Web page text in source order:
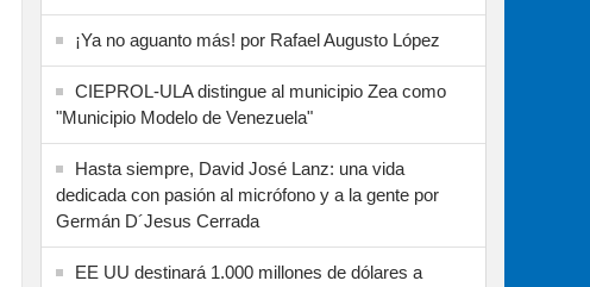
¡Ya no aguanto más! por Rafael Augusto López
CIEPROL-ULA distingue al municipio Zea como
"Municipio Modelo de Venezuela"
Hasta siempre, David José Lanz: una vida
dedicada con pasión al micrófono y a la gente por
Germán D´Jesus Cerrada
EE UU destinará 1.000 millones de dólares a